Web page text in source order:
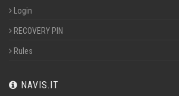
Login
RECOVERY PIN
Rules
NAVIS.IT